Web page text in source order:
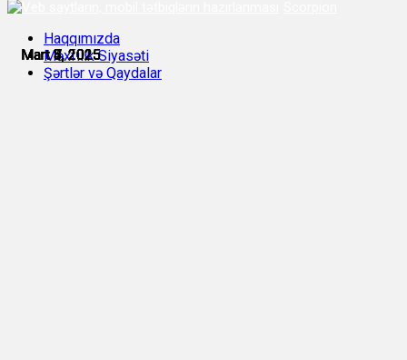
Mart 3, 2025
Mart 4, 2025
Mart 5, 2025
Mart 7, 2025
Mart 7, 2025
Mart 8, 2025
Haqqımızda
Məxfilik Siyasəti
Şərtlər və Qaydalar